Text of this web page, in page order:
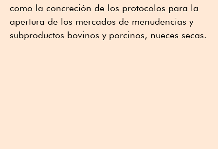
como la concreción de los protocolos para la
apertura de los mercados de menudencias y
subproductos bovinos y porcinos, nueces secas.